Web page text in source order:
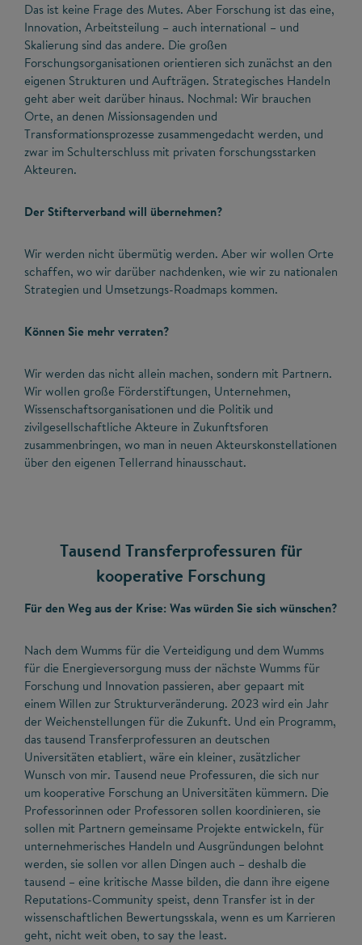
Das ist keine Frage des Mutes. Aber Forschung ist das eine,
Innovation, Arbeitsteilung – auch international – und
Skalierung sind das andere. Die großen
Forschungsorganisationen orientieren sich zunächst an den
eigenen Strukturen und Aufträgen. Strategisches Handeln
geht aber weit darüber hinaus. Nochmal: Wir brauchen
Orte, an denen Missionsagenden und
Transformationsprozesse zusammengedacht werden, und
zwar im Schulterschluss mit privaten forschungsstarken
Akteuren.
Der Stifterverband will übernehmen?
Wir werden nicht übermütig werden. Aber wir wollen Orte
schaffen, wo wir darüber nachdenken, wie wir zu nationalen
Strategien und Umsetzungs-Roadmaps kommen.
Können Sie mehr verraten?
Wir werden das nicht allein machen, sondern mit Partnern.
Wir wollen große Förderstiftungen, Unternehmen,
Wissenschaftsorganisationen und die Politik und
zivilgesellschaftliche Akteure in Zukunftsforen
zusammenbringen, wo man in neuen Akteurskonstellationen
über den eigenen Tellerrand hinausschaut.
Tausend Transferprofessuren für
kooperative Forschung
Für den Weg aus der Krise: Was würden Sie sich wünschen?
Nach dem Wumms für die Verteidigung und dem Wumms
für die Energieversorgung muss der nächste Wumms für
Forschung und Innovation passieren, aber gepaart mit
einem Willen zur Strukturveränderung. 2023 wird ein Jahr
der Weichenstellungen für die Zukunft. Und ein Programm,
das tausend Transferprofessuren an deutschen
Universitäten etabliert, wäre ein kleiner, zusätzlicher
Wunsch von mir. Tausend neue Professuren, die sich nur
um kooperative Forschung an Universitäten kümmern. Die
Professorinnen oder Professoren sollen koordinieren, sie
sollen mit Partnern gemeinsame Projekte entwickeln, für
unternehmerisches Handeln und Ausgründungen belohnt
werden, sie sollen vor allen Dingen auch – deshalb die
tausend – eine kritische Masse bilden, die dann ihre eigene
Reputations-Community speist, denn Transfer ist in der
wissenschaftlichen Bewertungsskala, wenn es um Karrieren
geht, nicht weit oben, to say the least.